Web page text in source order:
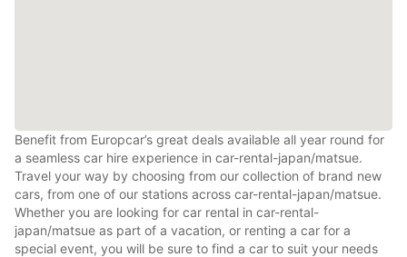
Benefit from Europcar’s great deals available all year round for
a seamless car hire experience in car-rental-japan/matsue.
Travel your way by choosing from our collection of brand new
cars, from one of our stations across car-rental-japan/matsue.
Whether you are looking for car rental in car-rental-
japan/matsue as part of a vacation, or renting a car for a
special event, you will be sure to find a car to suit your needs